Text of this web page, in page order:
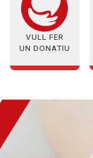
VULL FER
UN DONATIU